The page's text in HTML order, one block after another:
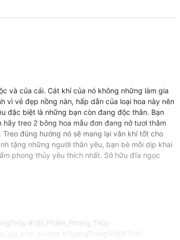
và của cải. Cát khí của nó không những làm gia
vì vẻ đẹp nồng nàn, hấp dẫn của loại hoa này nên
đặc biệt là những bạn còn đang độc thân. Bạn
treo 2 bông hoa mẫu đơn đang nở tươi thắm
đúng hướng nó sẽ mang lại vân khí tốt cho
tặng những người thân yêu, bạn bè mỗi dịp khai
phong thủy yêu thích nhất. Sở hữu đĩa ngọc
#Vật_Phẩm_Phong_Thủy
#TượngTrangTríNộiThất